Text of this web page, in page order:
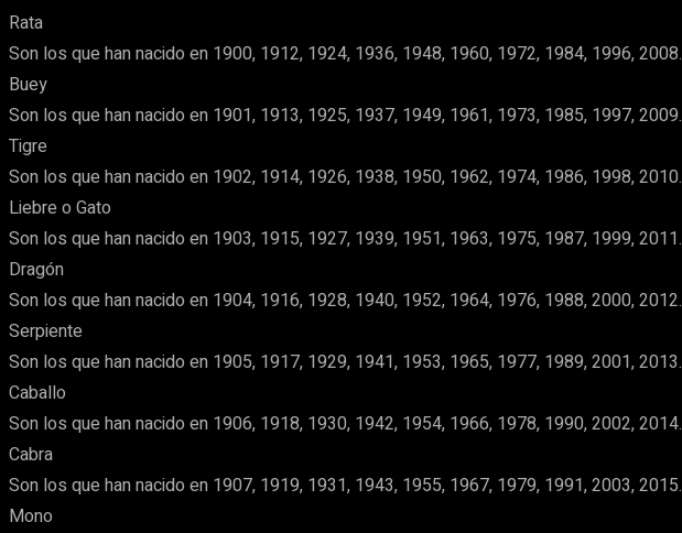
Rata
Son los que han nacido en 1900, 1912, 1924, 1936, 1948, 1960, 1972, 1984, 1996, 2008.
Buey
Son los que han nacido en 1901, 1913, 1925, 1937, 1949, 1961, 1973, 1985, 1997, 2009.
Tigre
Son los que han nacido en 1902, 1914, 1926, 1938, 1950, 1962, 1974, 1986, 1998, 2010.
Liebre o Gato
Son los que han nacido en 1903, 1915, 1927, 1939, 1951, 1963, 1975, 1987, 1999, 2011.
Dragón
Son los que han nacido en 1904, 1916, 1928, 1940, 1952, 1964, 1976, 1988, 2000, 2012.
Serpiente
Son los que han nacido en 1905, 1917, 1929, 1941, 1953, 1965, 1977, 1989, 2001, 2013.
Caballo
Son los que han nacido en 1906, 1918, 1930, 1942, 1954, 1966, 1978, 1990, 2002, 2014.
Cabra
Son los que han nacido en 1907, 1919, 1931, 1943, 1955, 1967, 1979, 1991, 2003, 2015.
Mono